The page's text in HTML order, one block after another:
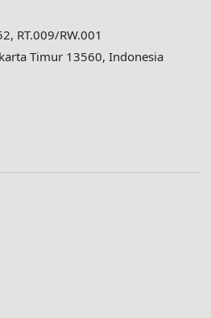
RT.009/RW.001
Timur 13560, Indonesia